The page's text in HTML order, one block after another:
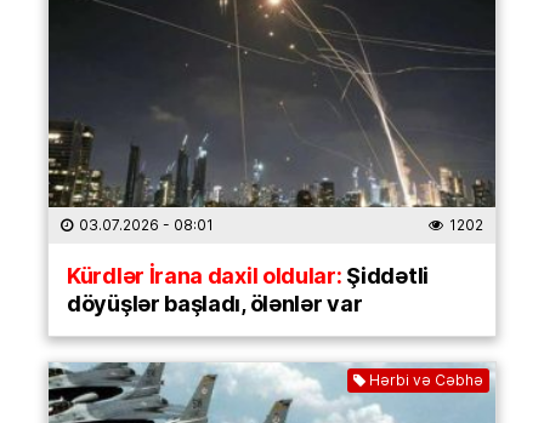
03.07.2026 - 08:01 1202
Kürdlər İrana daxil oldular:Şiddətli
döyüşlər başladı, ölənlər var
Hərbi və Cəbhə